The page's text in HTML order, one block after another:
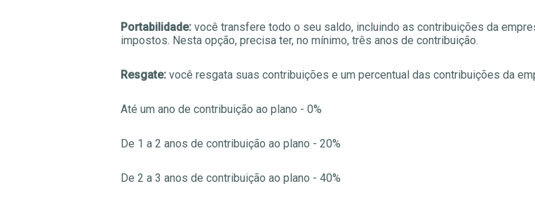
Portabilidade: você transfere todo o seu saldo, incluindo as contribuições da
impostos. Nesta opção, precisa ter, no mínimo, três anos de contribuição.
Resgate: você resgata suas contribuições e um percentual das contribuições da
Até um ano de contribuição ao plano - 0%
De 1 a 2 anos de contribuição ao plano - 20%
De 2 a 3 anos de contribuição ao plano - 40%